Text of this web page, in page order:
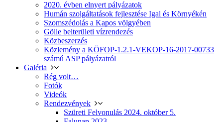
2020. évben elnyert pályázatok
Humán szolgáltatások fejlesztése Igal és Környékén
Szomszédolás a Kapos völgyében
Gölle belterületi vízrendezés
Közbeszerzés
Közlemény a KÖFOP-1.2.1-VEKOP-16-2017-00733
számú ASP pályázatról
Galéria
Rég volt…
Fotók
Videók
Rendezvények
Szüreti Felvonulás 2024. október 5.